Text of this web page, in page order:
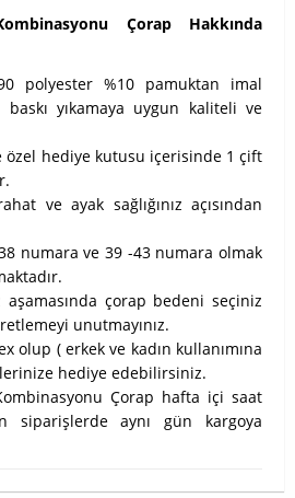
Çorap Hakkında
polyester %10 pamuktan imal
yıkamaya uygun kaliteli ve
özel hediye kutusu içerisinde 1 çift
ve ayak sağlığınız açısından
numara ve 39 -43 numara olmak
çorap bedeni seçiniz
unutmayınız.
olup ( erkek ve kadın kullanımına
hediye edebilirsiniz.
Çorap hafta içi saat
siparişlerde aynı gün kargoya